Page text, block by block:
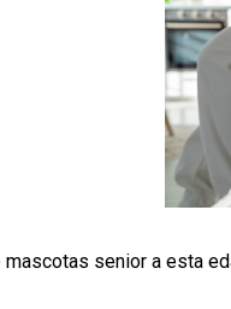
senior a esta